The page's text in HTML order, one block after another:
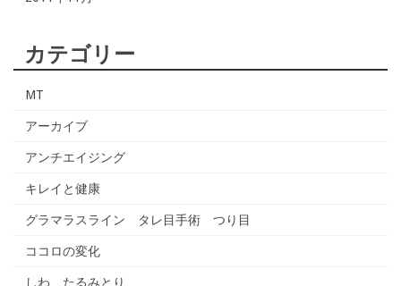
カテゴリー
MT
アーカイブ
アンチエイジング
キレイと健康
グラマラスライン タレ目手術 つり目
ココロの変化
しわ たるみとり